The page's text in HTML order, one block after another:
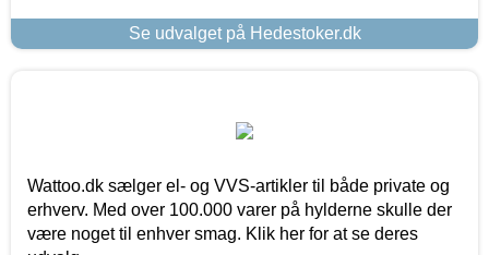
Se udvalget på Hedestoker.dk
Wattoo.dk sælger el- og VVS-artikler til både private og
erhverv. Med over 100.000 varer på hylderne skulle der
være noget til enhver smag. Klik her for at se deres